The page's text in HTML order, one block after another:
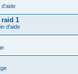
d'aide
1
d'aide